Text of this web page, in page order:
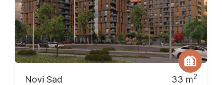
Novi Sad 33 m2